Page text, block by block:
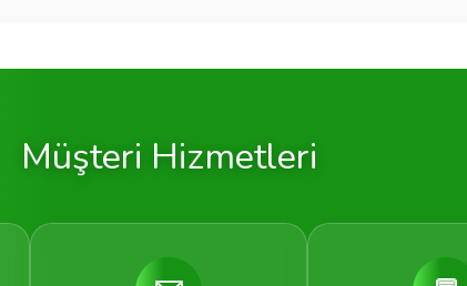
Müşteri Hizmetleri